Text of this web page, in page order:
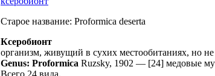
Старое название: Proformica deserta
Ксеробионт
организм, живущий в сухих местообитаниях, но
Genus: Proformica Ruzsky, 1902 — [24] медовые
Всего 24 вида.